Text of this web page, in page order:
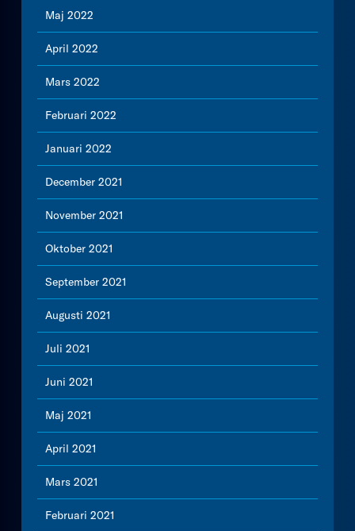
Maj 2022
April 2022
Mars 2022
Februari 2022
Januari 2022
December 2021
November 2021
Oktober 2021
September 2021
Augusti 2021
Juli 2021
Juni 2021
Maj 2021
April 2021
Mars 2021
Februari 2021